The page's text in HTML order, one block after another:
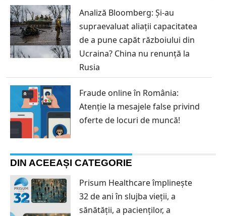
Analiză Bloomberg: Și-au
supraevaluat aliații capacitatea
de a pune capăt războiului din
Ucraina? China nu renunță la
Rusia
Fraude online în România:
Atenție la mesajele false privind
oferte de locuri de muncă!
DIN ACEEAȘI CATEGORIE
Prisum Healthcare împlinește
32 de ani în slujba vieții, a
sănătății, a pacienților, a